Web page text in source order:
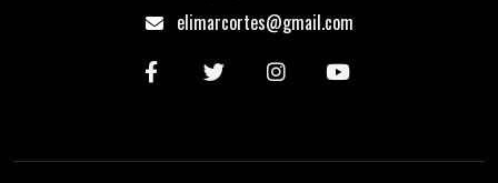
elimarcortes@gmail.com